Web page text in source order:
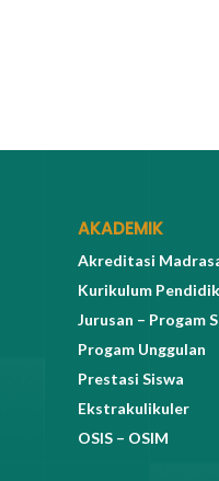
AKADEMIK
Akreditasi
Kurikulum
Jurusan – Progam
Progam Unggulan
Prestasi Siswa
Ekstrakulikuler
OSIS – OSIM